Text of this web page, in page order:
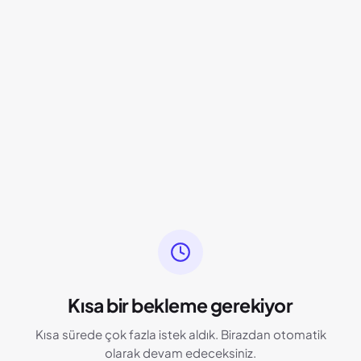
Kısa bir bekleme gerekiyor
Kısa sürede çok fazla istek aldık. Birazdan otomatik
olarak devam edeceksiniz.